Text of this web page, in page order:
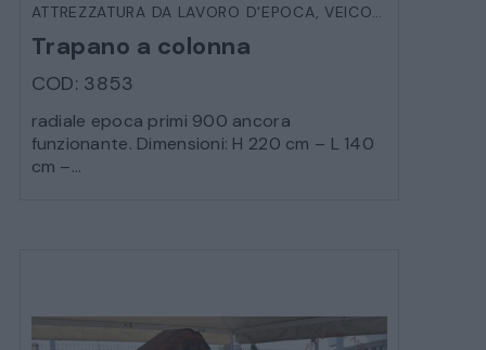
ATTREZZATURA DA LAVORO D'EPOCA, VEICOLI D'EPOCA
Trapano a colonna
COD: 3853
radiale epoca primi 900 ancora
funzionante. Dimensioni: H 220 cm – L 140
cm –...